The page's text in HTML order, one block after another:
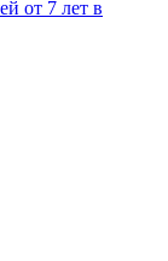
от 7 лет в